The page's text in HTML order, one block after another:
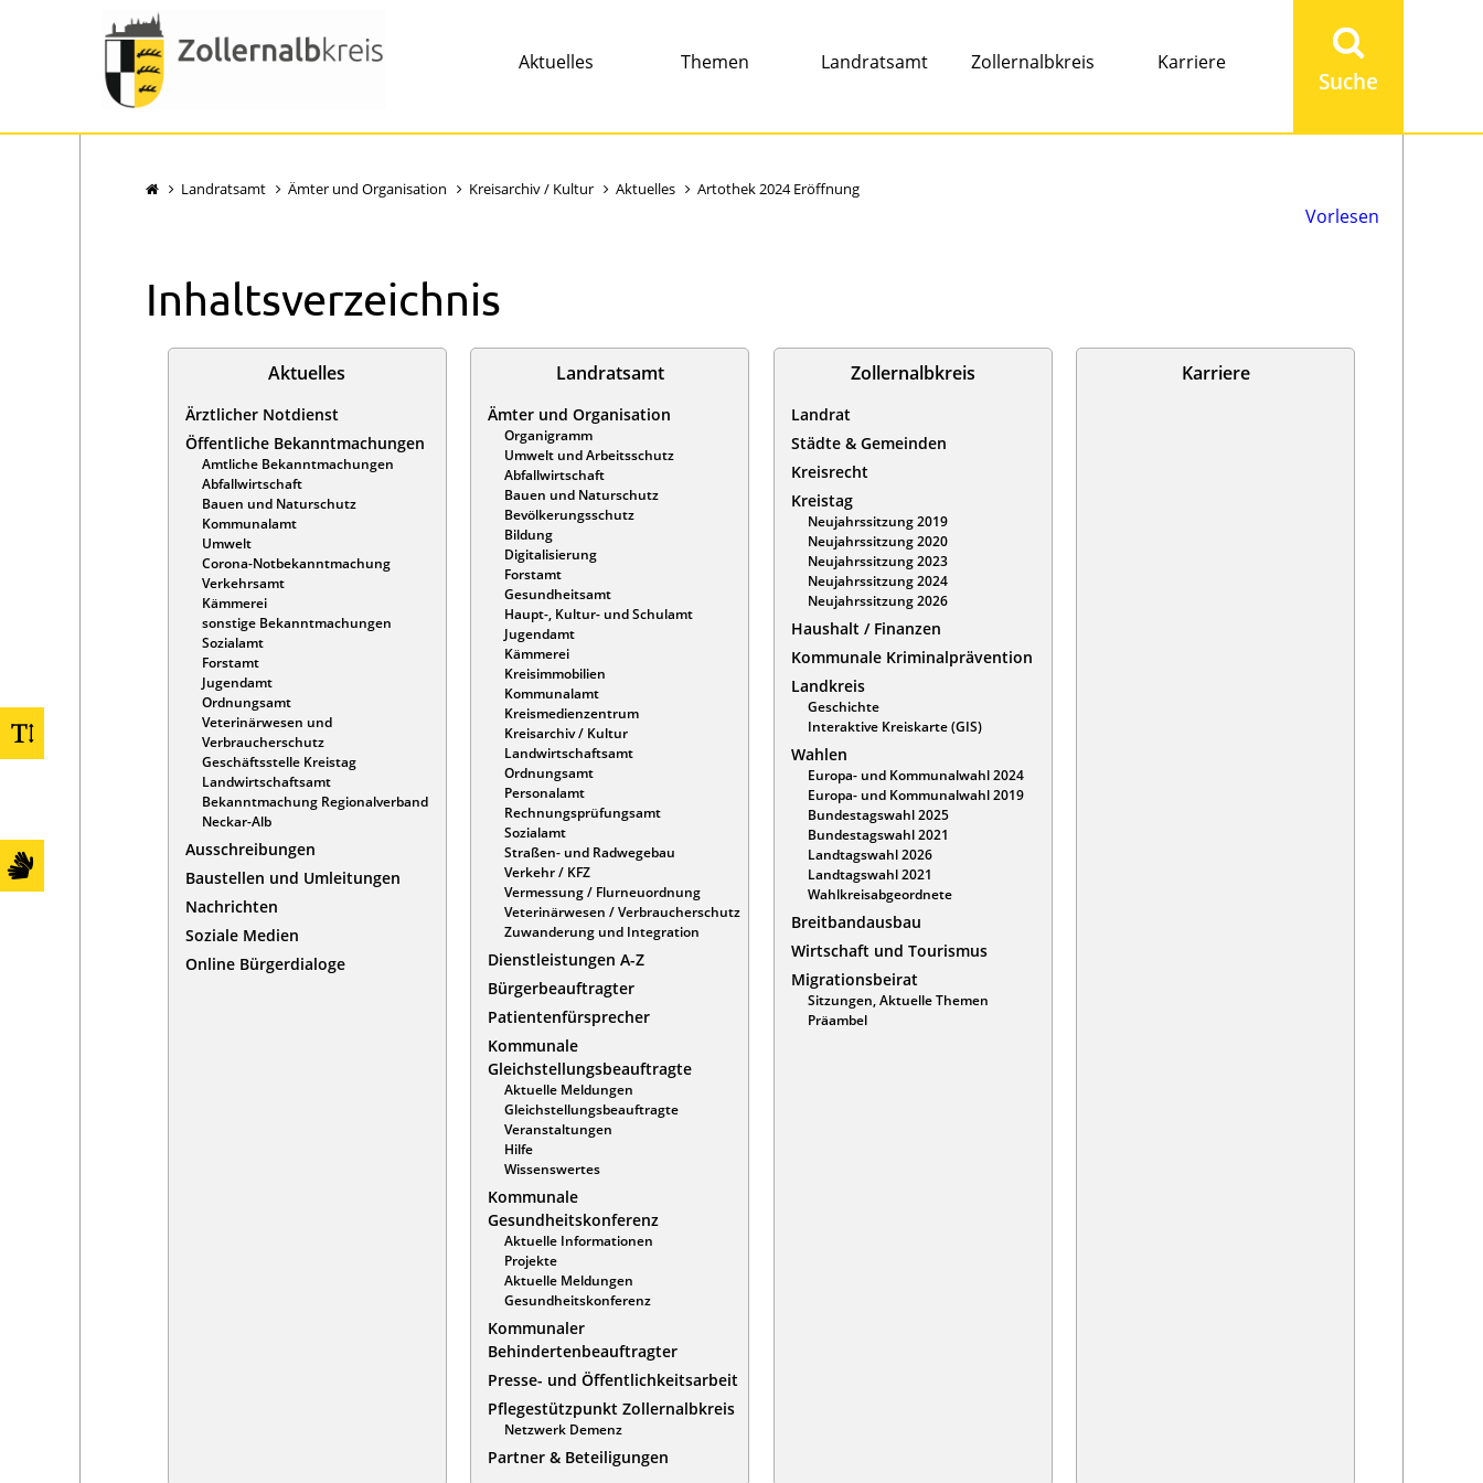
Aktuelles Themen Landratsamt Zollernalbkreis Karriere
eingeben
Landratsamt Ämter und Organisation Kreisarchiv / Kultur Aktuelles Artothek 2024 Eröffnung
Vorlesen
Inhaltsverzeichnis
Aktuelles
Ärztlicher Notdienst
Öffentliche Bekanntmachungen
Amtliche Bekanntmachungen
Abfallwirtschaft
Bauen und Naturschutz
Kommunalamt
Umwelt
Corona-Notbekanntmachung
Verkehrsamt
Kämmerei
sonstige Bekanntmachungen
Sozialamt
Forstamt
Jugendamt
Ordnungsamt
Veterinärwesen und
Verbraucherschutz
Geschäftsstelle Kreistag
Landwirtschaftsamt
Bekanntmachung Regionalverband
Neckar-Alb
Ausschreibungen
Baustellen und Umleitungen
Nachrichten
Soziale Medien
Online Bürgerdialoge
Landratsamt
Ämter und Organisation
Organigramm
Umwelt und Arbeitsschutz
Abfallwirtschaft
Bauen und Naturschutz
Bevölkerungsschutz
Bildung
Digitalisierung
Forstamt
Gesundheitsamt
Haupt-, Kultur- und Schulamt
Jugendamt
Kämmerei
Kreisimmobilien
Kommunalamt
Kreismedienzentrum
Kreisarchiv / Kultur
Landwirtschaftsamt
Ordnungsamt
Personalamt
Rechnungsprüfungsamt
Sozialamt
Straßen- und Radwegebau
Verkehr / KFZ
Vermessung / Flurneuordnung
Veterinärwesen / Verbraucherschutz
Zuwanderung und Integration
Dienstleistungen A-Z
Bürgerbeauftragter
Patientenfürsprecher
Kommunale
Gleichstellungsbeauftragte
Aktuelle Meldungen
Gleichstellungsbeauftragte
Veranstaltungen
Hilfe
Wissenswertes
Kommunale
Gesundheitskonferenz
Aktuelle Informationen
Projekte
Aktuelle Meldungen
Gesundheitskonferenz
Kommunaler
Behindertenbeauftragter
Presse- und Öffentlichkeitsarbeit
Pflegestützpunkt Zollernalbkreis
Netzwerk Demenz
Partner & Beteiligungen
Zollernalbkreis
Landrat
Städte & Gemeinden
Kreisrecht
Kreistag
Neujahrssitzung 2019
Neujahrssitzung 2020
Neujahrssitzung 2023
Neujahrssitzung 2024
Neujahrssitzung 2026
Haushalt / Finanzen
Kommunale Kriminalprävention
Landkreis
Geschichte
Interaktive Kreiskarte (GIS)
Wahlen
Europa- und Kommunalwahl 2024
Europa- und Kommunalwahl 2019
Bundestagswahl 2025
Bundestagswahl 2021
Landtagswahl 2026
Landtagswahl 2021
Wahlkreisabgeordnete
Breitbandausbau
Wirtschaft und Tourismus
Migrationsbeirat
Sitzungen, Aktuelle Themen
Präambel
Karriere